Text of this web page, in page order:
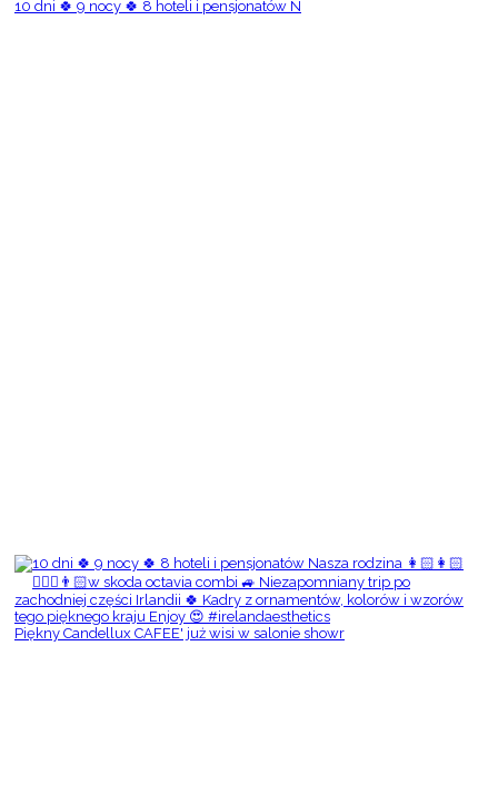
10 dni 🍀 9 nocy 🍀 8 hoteli i pensjonatów N
Piękny Candellux CAFEE' już wisi w salonie showr